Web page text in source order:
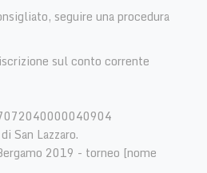
seguire una procedura
sul conto corrente
San Lazzaro.
2019 - torneo [nome